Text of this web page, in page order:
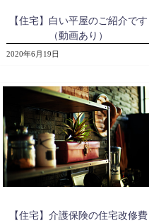
【住宅】白い平屋のご紹介です
（動画あり）
2020年6月19日
【住宅】介護保険の住宅改修費